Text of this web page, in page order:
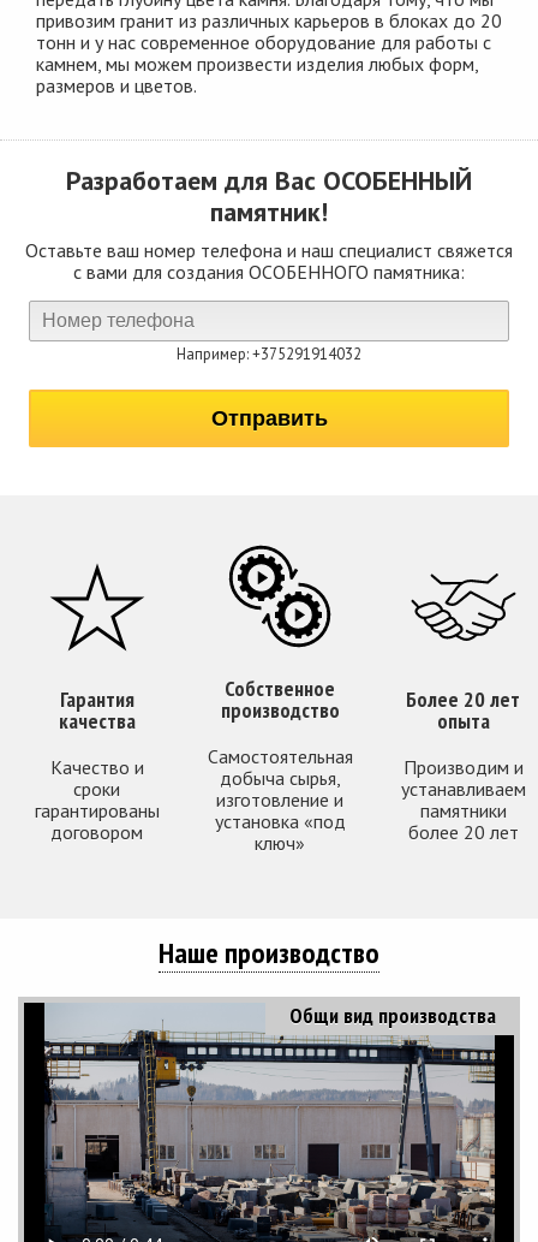
привозим гранит из различных карьеров в блоках до 20
тонн и у нас современное оборудование для работы с
камнем, мы можем произвести изделия любых форм,
размеров и цветов.
Разработаем для Вас ОСОБЕННЫЙ
памятник!
Оставьте ваш номер телефона и наш специалист свяжется
с вами для создания ОСОБЕННОГО памятника:
Например: +375291914032
Гарантия
качества
Качество и
сроки
гарантированы
договором
Собственное
производство
Самостоятельная
добыча сырья,
изготовление и
установка «под
ключ»
Более 20 лет
опыта
Производим и
устанавливаем
памятники
более 20 лет
Наше производство
Общи вид производства